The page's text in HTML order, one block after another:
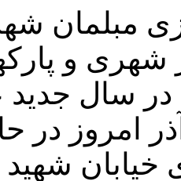
مبلمان
و
سال جدید
در